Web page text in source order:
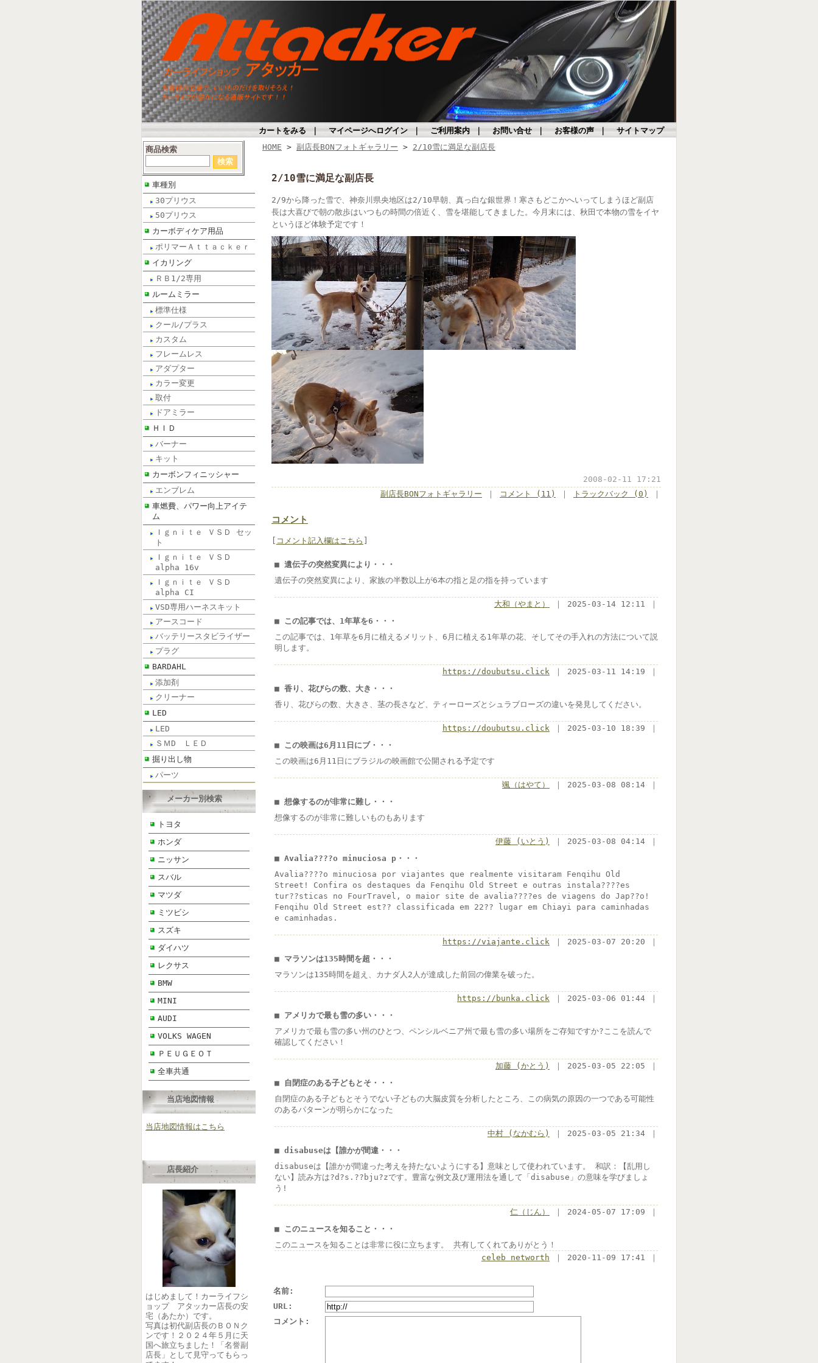
カートをみる｜ マイページへログイン｜ ご利用案内｜ お問い合せ｜ お客様の声｜ サイトマップ
商品検索
車種別
30プリウス
50プリウス
カーボディケア用品
ポリマーＡｔｔａｃｋｅｒ
イカリング
ＲＢ1/2専用
ルームミラー
標準仕様
クール/プラス
カスタム
フレームレス
アダプター
カラー変更
取付
ドアミラー
ＨＩＤ
バーナー
キット
カーボンフィニッシャー
エンブレム
車燃費、パワー向上アイテ
ム
Ｉｇｎｉｔｅ ＶＳＤ セッ
ト
Ｉｇｎｉｔｅ ＶＳＤ
alpha 16v
Ｉｇｎｉｔｅ ＶＳＤ
alpha CI
VSD専用ハーネスキット
アースコード
バッテリースタビライザー
プラグ
BARDAHL
添加剤
クリーナー
LED
LED
ＳＭD ＬＥＤ
掘り出し物
パーツ
メーカー別検索
トヨタ
ホンダ
ニッサン
スバル
マツダ
ミツビシ
スズキ
ダイハツ
レクサス
BMW
MINI
AUDI
VOLKS WAGEN
ＰＥＵＧＥＯＴ
全車共通
当店地図情報
当店地図情報はこちら
店長紹介
はじめまして！カーライフシ
ョップ アタッカー店長の安
宅（あたか）です。
写真は初代副店長のＢＯＮク
ンです！２０２４年５月に天
国へ旅立ちました！「名誉副
店長」として見守ってもらっ
HOME > 副店長BONフォトギャラリー > 2/10雪に満足な副店長
2/10雪に満足な副店長
2/9から降った雪で、神奈川県央地区は2/10早朝、真っ白な銀世界！寒さもどこかへいってしまうほど副店
長は大喜びで朝の散歩はいつもの時間の倍近く、雪を堪能してきました。今月末には、秋田で本物の雪をイヤ
というほど体験予定です！
2008-02-11 17:21
副店長BONフォトギャラリー ｜ コメント (11) ｜ トラックバック (0) ｜
コメント
コメント記入欄はこちら
■ 遺伝子の突然変異により・・・
遺伝子の突然変異により、家族の半数以上が6本の指と足の指を持っています
大和（やまと）
｜ 2025-03-14 12:11 ｜
■ この記事では、1年草を6・・・
この記事では、1年草を6月に植えるメリット、6月に植える1年草の花、そしてその手入れの方法について説
明します。
https://doubutsu.click ｜ 2025-03-11 14:19 ｜
■ 香り、花びらの数、大き・・・
香り、花びらの数、大きさ、茎の長さなど、ティーローズとシュラブローズの違いを発見してください。
https://doubutsu.click ｜ 2025-03-10 18:39 ｜
■ この映画は6月11日にブ・・・
この映画は6月11日にブラジルの映画館で公開される予定です
颯（はやて）
｜ 2025-03-08 08:14 ｜
■ 想像するのが非常に難し・・・
想像するのが非常に難しいものもあります
伊藤 (いとう)
｜ 2025-03-08 04:14 ｜
■ Avalia????o minuciosa p・・・
Avalia????o minuciosa por viajantes que realmente visitaram Fenqihu Old
Street! Confira os destaques da Fenqihu Old Street e outras instala????es
tur??sticas no FourTravel, o maior site de avalia????es de viagens do Jap??o!
Fenqihu Old Street est?? classificada em 22?? lugar em Chiayi para caminhadas
e caminhadas.
https://viajante.click ｜ 2025-03-07 20:20 ｜
■ マラソンは135時間を超・・・
マラソンは135時間を超え、カナダ人2人が達成した前回の偉業を破った。
https://bunka.click ｜ 2025-03-06 01:44 ｜
■ アメリカで最も雪の多い・・・
アメリカで最も雪の多い州のひとつ、ペンシルベニア州で最も雪の多い場所をご存知ですか?ここを読んで
確認してください！
加藤 (かとう)
｜ 2025-03-05 22:05 ｜
■ 自閉症のある子どもとそ・・・
自閉症のある子どもとそうでない子どもの大脳皮質を分析したところ、この病気の原因の一つである可能性
のあるパターンが明らかになった
中村 (なかむら)
｜ 2025-03-05 21:34 ｜
■ disabuseは【誰かが間違・・・
disabuseは【誰かが間違った考えを持たないようにする】意味として使われています。 和訳：【乱用し
ない】読み方は?d?s.??bju?zです。豊富な例文及び運用法を通して「disabuse」の意味を学びましょ
う!
仁（じん）
｜ 2024-05-07 17:09 ｜
■ このニュースを知ること・・・
このニュースを知ることは非常に役に立ちます。 共有してくれてありがとう！
celeb networth ｜ 2020-11-09 17:41 ｜
名前:
URL:
コメント: